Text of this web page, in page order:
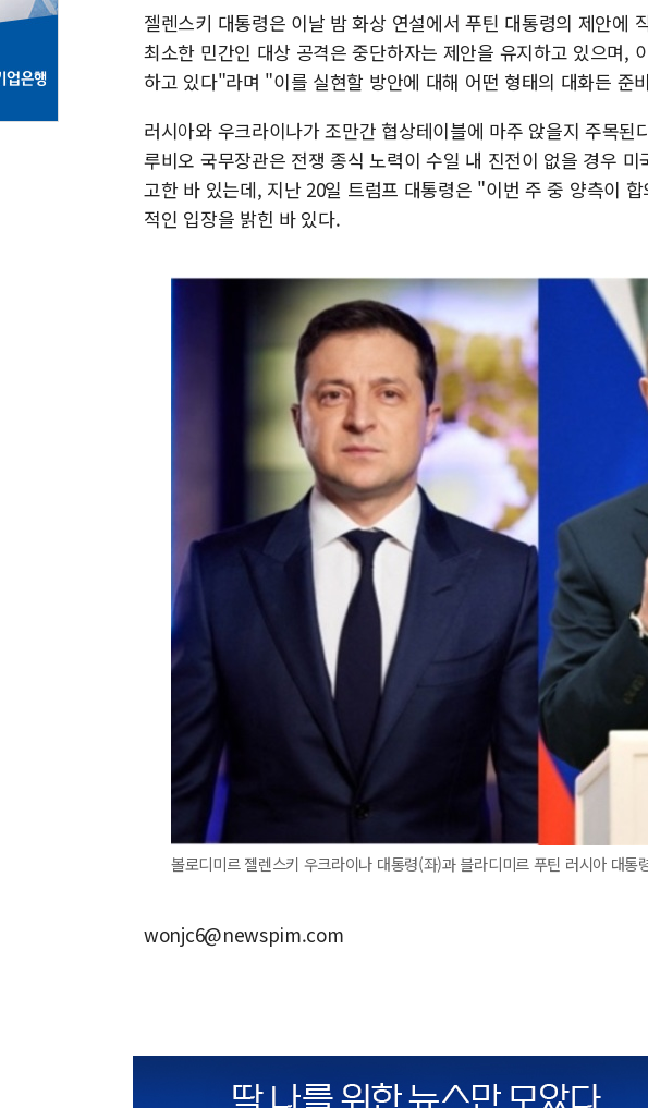
젤렌스키 대통령은 이날 밤 화상 연설에서 푸틴 대통령의 제안에
최소한 민간인 대상 공격은 중단하자는 제안을 유지하고 있으며,
하고 있다"라며 "이를 실현할 방안에 대해 어떤 형태의 대화든 준
러시아와 우크라이나가 조만간 협상테이블에 마주 앉을지 주목
루비오 국무장관은 전쟁 종식 노력이 수일 내 진전이 없을 경우
고한 바 있는데, 지난 20일 트럼프 대통령은 "이번 주 중 양측이
적인 입장을 밝힌 바 있다.
볼로디미르 젤렌스키 우크라이나 대통령(좌)과 블라디미르 푸틴 러시아 대통
wonjc6@newspim.com